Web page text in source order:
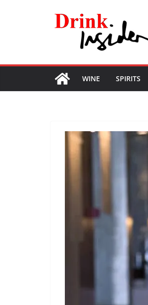
WINE SPIRITS